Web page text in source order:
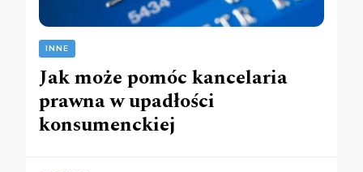
INNE
Jak może pomóc kancelaria
prawna w upadłości
konsumenckiej